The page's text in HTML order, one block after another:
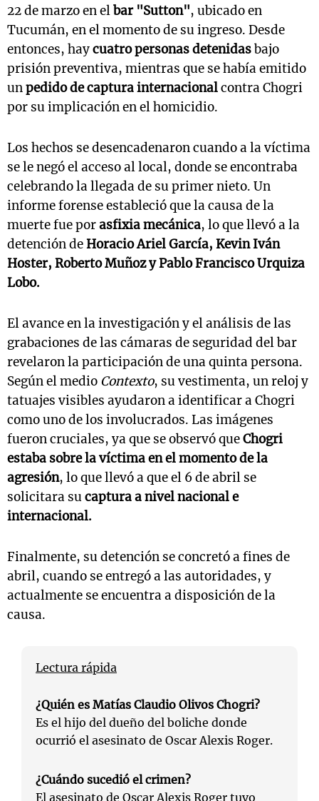
22 de marzo en elbar "Sutton", ubicado en
Tucumán, en el momento de su ingreso. Desde
entonces, haycuatro personas detenidasbajo
prisión preventiva, mientras que se había emitido
unpedido de captura internacionalcontra Chogri
por su implicación en el homicidio.
Los hechos se desencadenaron cuando a la víctima
se le negó el acceso al local, donde se encontraba
celebrando la llegada de su primer nieto. Un
informe forense estableció que la causa de la
muerte fue porasfixia mecánica, lo que llevó a la
detención deHoracio Ariel García, Kevin Iván
Hoster, Roberto Muñoz y Pablo Francisco Urquiza
Lobo.
El avance en la investigación y el análisis de las
grabaciones de las cámaras de seguridad del bar
revelaron la participación de una quinta persona.
Según el medio Contexto, su vestimenta, un reloj y
tatuajes visibles ayudaron a identificar a Chogri
como uno de los involucrados. Las imágenes
fueron cruciales, ya que se observó queChogri
estaba sobre la víctima en el momento de la
agresión, lo que llevó a que el 6 de abril se
solicitara sucaptura a nivel nacional e
internacional.
Finalmente, su detención se concretó a fines de
abril, cuando se entregó a las autoridades, y
actualmente se encuentra a disposición de la
causa.
Lectura rápida
¿Quién es Matías Claudio Olivos Chogri?
Es el hijo del dueño del boliche donde
ocurrió el asesinato de Oscar Alexis Roger.
¿Cuándo sucedió el crimen?
El asesinato de Oscar Alexis Roger tuvo